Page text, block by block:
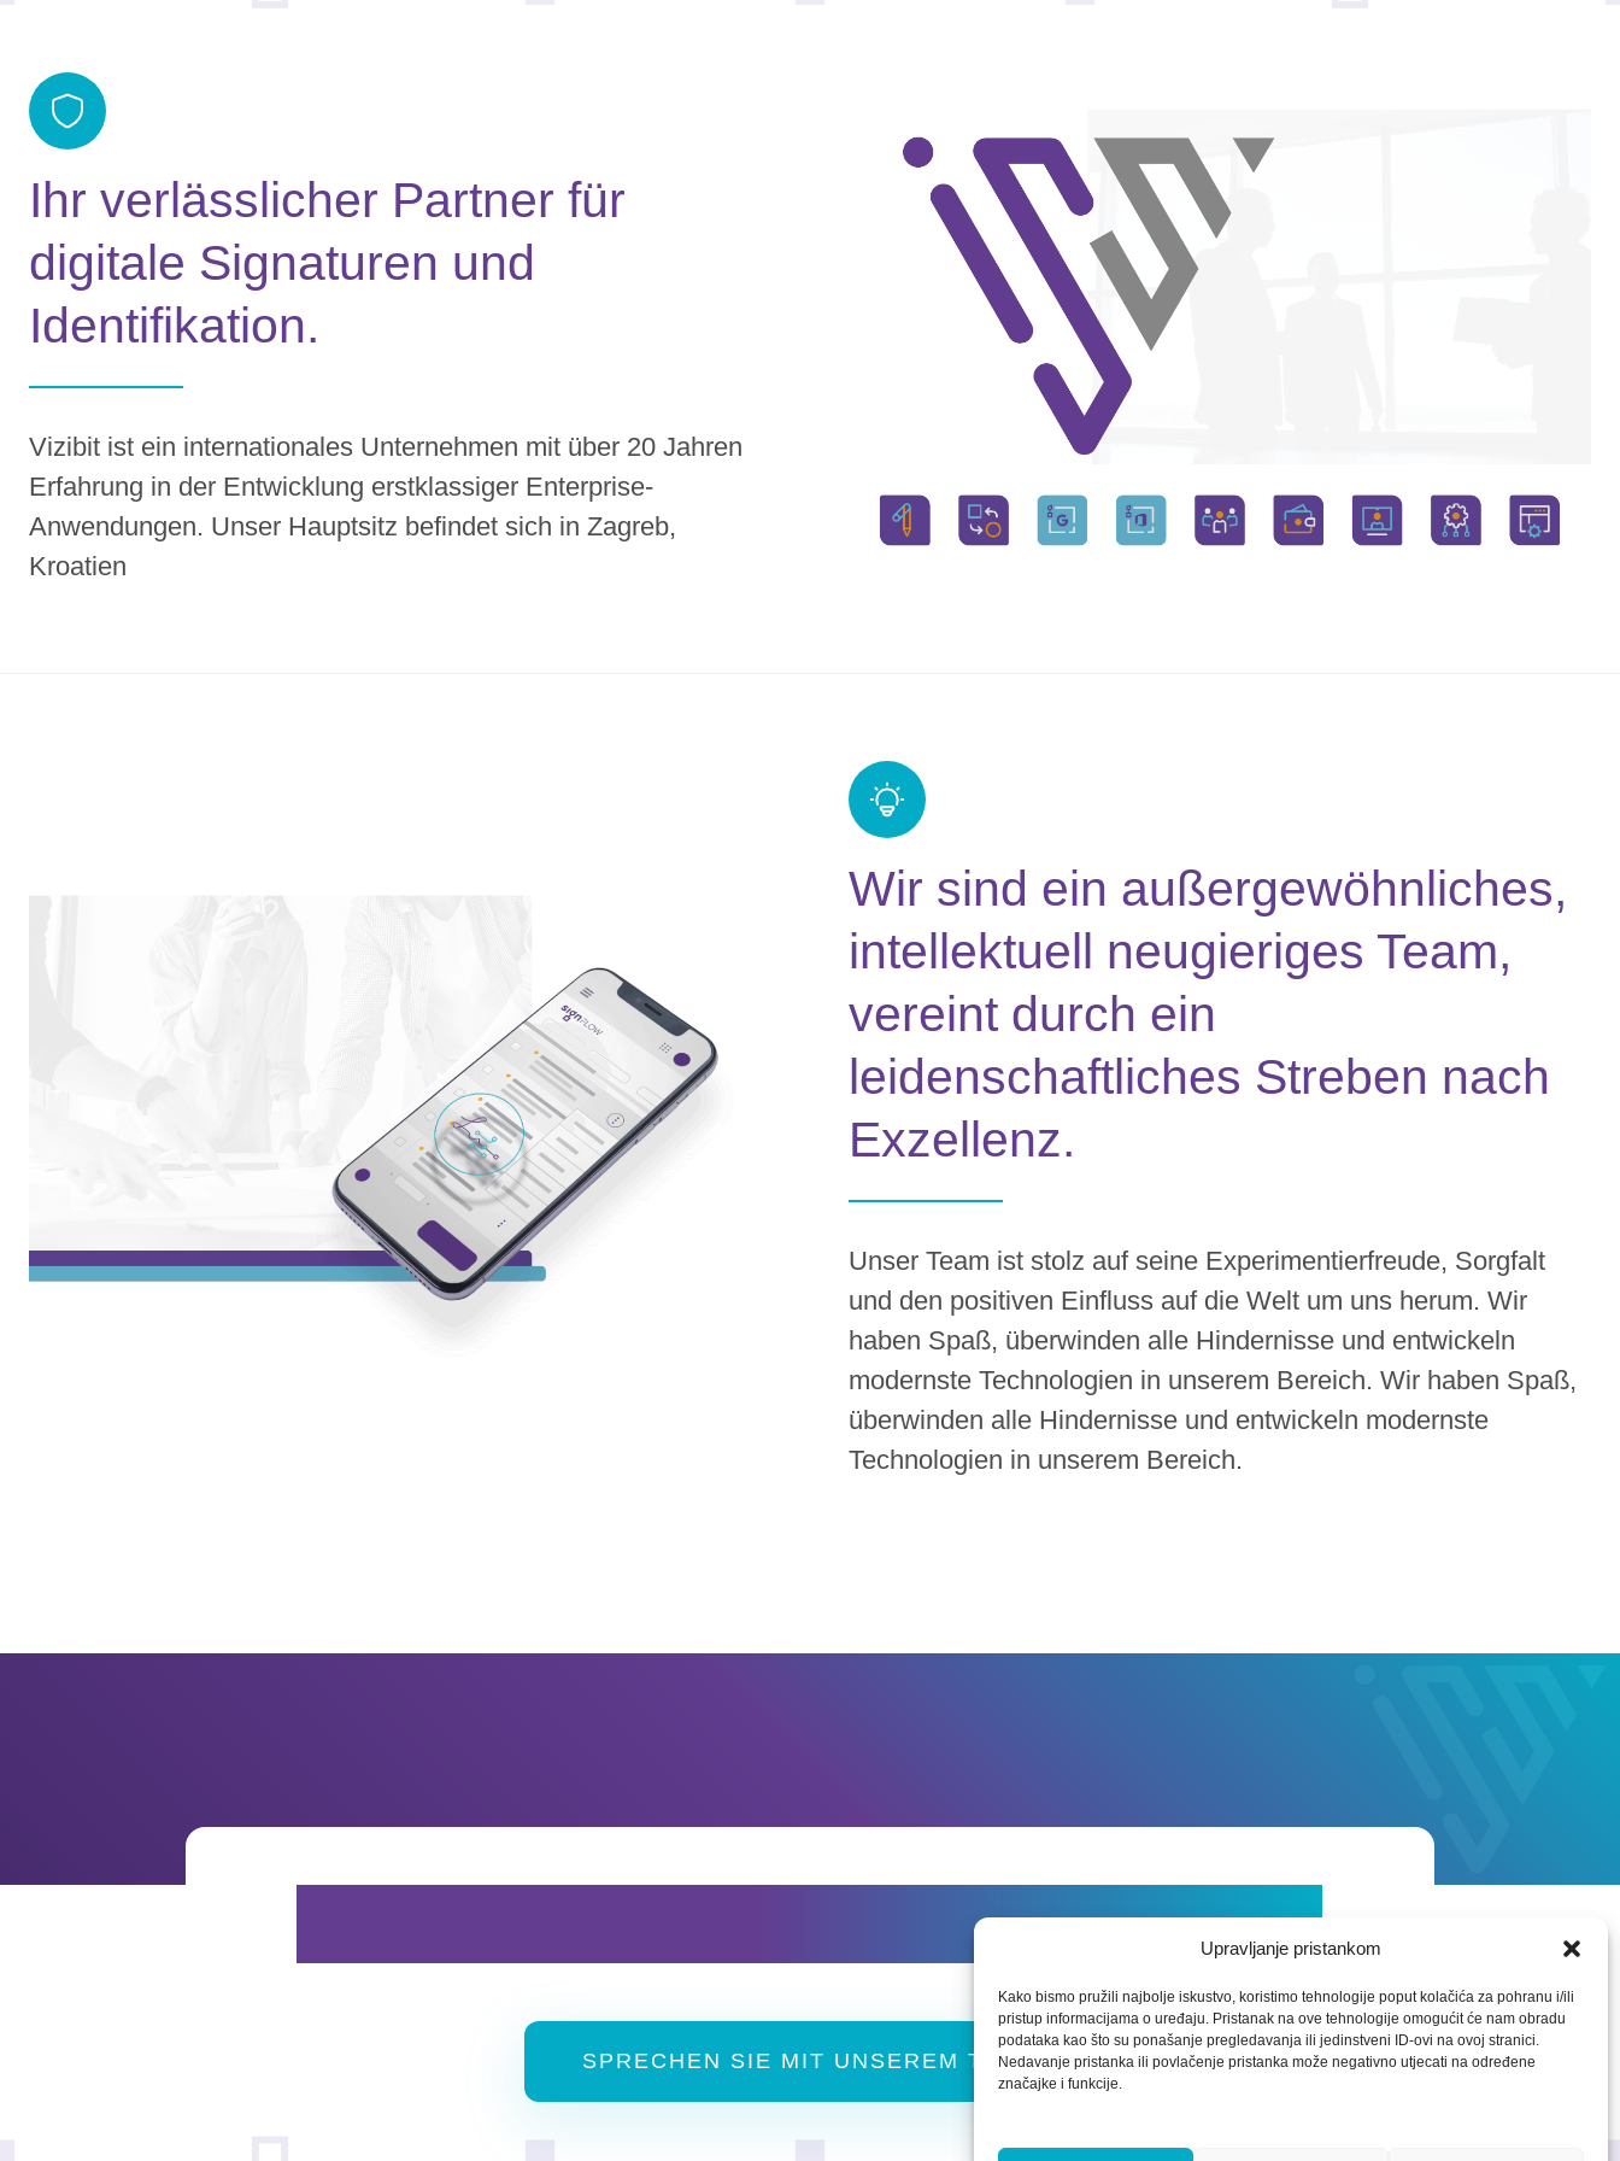
Upravljanje pristankom
Kako bismo pružili najbolje iskustvo, koristimo tehnologije poput kolačića za pohranu i/ili
pristup informacijama o uređaju. Pristanak na ove tehnologije omogućit će nam obradu
podataka kao što su ponašanje pregledavanja ili jedinstveni ID-ovi na ovoj stranici.
Nedavanje pristanka ili povlačenje pristanka može negativno utjecati na određene
značajke i funkcije.
Ihr verlässlicher Partner für
digitale Signaturen und
Identifikation.
Vizibit ist ein internationales Unternehmen mit über 20 Jahren
Erfahrung in der Entwicklung erstklassiger Enterprise-
Anwendungen. Unser Hauptsitz befindet sich in Zagreb,
Kroatien
Wir sind ein außergewöhnliches,
intellektuell neugieriges Team,
vereint durch ein
leidenschaftliches Streben nach
Exzellenz.
Unser Team ist stolz auf seine Experimentierfreude, Sorgfalt
und den positiven Einfluss auf die Welt um uns herum. Wir
haben Spaß, überwinden alle Hindernisse und entwickeln
modernste Technologien in unserem Bereich. Wir haben Spaß,
überwinden alle Hindernisse und entwickeln modernste
Technologien in unserem Bereich.
Möchten Sie mehr über uns erfahren?
SPRECHEN SIE MIT UNSEREM TEAM